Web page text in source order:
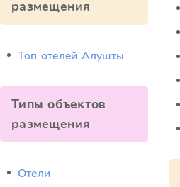
размещения
Топ отелей Алушты
Типы объектов
размещения
Отели